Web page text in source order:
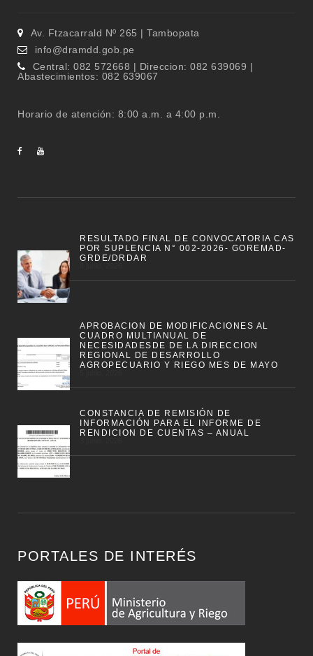
Av. Ftzacarrald Nº 265 | Tambopata
info@dramdd.gob.pe
Central: 082 572668 | Direccion: 082 639069 |
Abastecimientos: 082 639067
Horario de atención: 8:00 a.m. a 4:00 p.m.
RESULTADO FINAL DE CONVOCATORIA CAS
POR SUPLENCIA N° 002-2026- GOREMAD-
GRDE/DRDAR
APROBACION DE MODIFICACIONES AL
CUADRO MULTIANUAL DE
NECESIDADESDE DE LA DIRECCION
REGIONAL DE DESARROLLO
AGROPECUARIO Y RIEGO MES DE MAYO
CONSTANCIA DE REMISIÓN DE
INFORMACIÓN PARA EL INFORME DE
RENDICION DE CUENTAS – ANUAL
PORTALES DE INTERÉS